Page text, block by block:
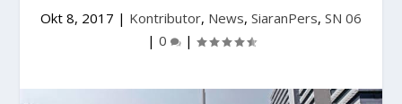
Okt 8, 2017 | Kontributor, News, SiaranPers, SN 06
| 0 |